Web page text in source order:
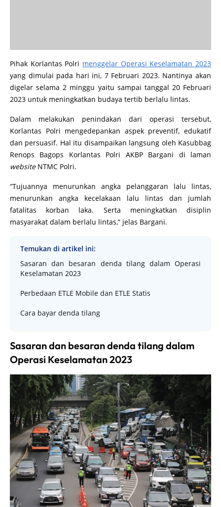
Pihak Korlantas Polri menggelar Operasi Keselamatan 2023
yang dimulai pada hari ini, 7 Februari 2023. Nantinya akan
digelar selama 2 minggu yaitu sampai tanggal 20 Februari
2023 untuk meningkatkan budaya tertib berlalu lintas.
Dalam melakukan penindakan dari operasi tersebut,
Korlantas Polri mengedepankan aspek preventif, edukatif
dan persuasif. Hal itu disampaikan langsung oleh Kasubbag
Renops Bagops Korlantas Polri AKBP Bargani di laman
website NTMC Polri.
“Tujuannya menurunkan angka pelanggaran lalu lintas,
menurunkan angka kecelakaan lalu lintas dan jumlah
fatalitas korban laka. Serta meningkatkan disiplin
masyarakat dalam berlalu lintas,” jelas Bargani.
Temukan di artikel ini:
Sasaran dan besaran denda tilang dalam Operasi
Keselamatan 2023
Perbedaan ETLE Mobile dan ETLE Statis
Cara bayar denda tilang
Sasaran dan besaran denda tilang dalam
Operasi Keselamatan 2023